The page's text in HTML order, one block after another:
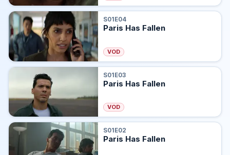
S01E04
Paris Has Fallen
VOD
S01E03
Paris Has Fallen
VOD
S01E02
Paris Has Fallen